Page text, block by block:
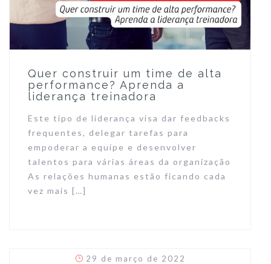
Quer construir um time de alta
performance? Aprenda a
liderança treinadora
Este tipo de liderança visa dar feedbacks
frequentes, delegar tarefas para
empoderar a equipe e desenvolver
talentos para várias áreas da organização
As relações humanas estão ficando cada
vez mais […]
29 de março de 2022